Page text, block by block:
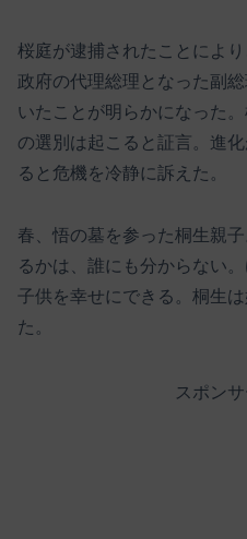
桜庭が逮捕されたことによ
政府の代理総理となった副
いたことが明らかになった
の選別は起こると証言。進
ると危機を冷静に訴えた。
春、悟の墓を参った桐生親
るかは、誰にも分からない
子供を幸せにできる。桐生
た。
スポン